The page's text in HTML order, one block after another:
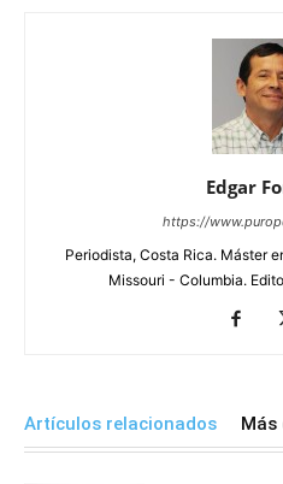
Edgar
https://
Periodista, Costa Rica. Máster
Missouri - Columbia.
Artículos relacionados Más